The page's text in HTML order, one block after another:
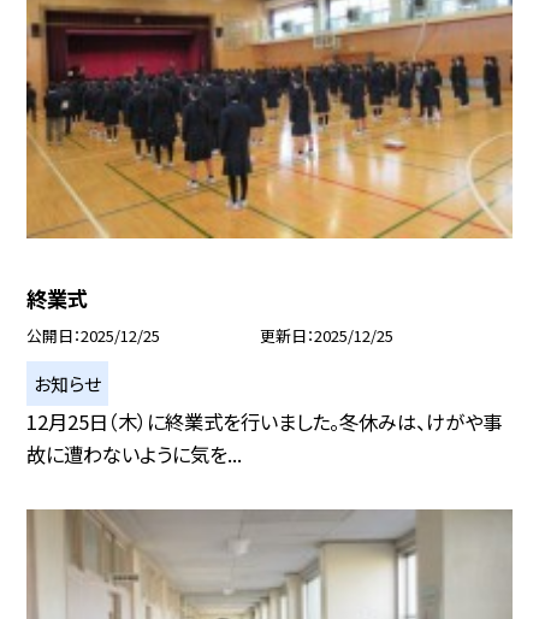
終業式
公開日 2025/12/25 更新日 2025/12/25
お知らせ
12月25日（木）に終業式を行いました。冬休みは、けがや事
故に遭わないように気を...